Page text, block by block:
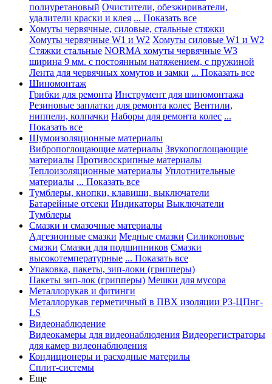
полиуретановый Очистители, обезжириватели,
удалители краски и клея ... Показать все
Хомуты червячные, силовые, стальные стяжки
Хомуты червячные W1 и W2 Хомуты силовые W1 и W2
Стяжки стальные NORMA хомуты червячные W3
ширина 9 мм. с постоянным натяжением, с пружиной
Лента для червячных хомутов и замки ... Показать все
Шиномонтаж
Грибки для ремонта Инструмент для шиномонтажа
Резиновые заплатки для ремонта колес Вентили,
ниппели, колпачки Наборы для ремонта колес ...
Показать все
Шумоизоляционные материалы
Вибропоглощающие материалы Звукопоглощающие
материалы Противоскрипные материалы
Теплоизоляционные материалы Уплотнительные
материалы ... Показать все
Тумблеры, кнопки, клавиши, выключатели
Батарейные отсеки Индикаторы Выключатели
Тумблеры
Смазки и смазочные материалы
Адгезионные смазки Медные смазки Силиконовые
смазки Смазки для подшипников Смазки
высокотемпературные ... Показать все
Упаковка, пакеты, зип-локи (грипперы)
Пакеты зип-лок (грипперы) Мешки для мусора
Металлорукав и фитинги
Металлорукав герметичный в ПВХ изоляции Р3-ЦПнг-
LS
Видеонаблюдение
Видеокамеры для видеонаблюдения Видеорегистраторы
для камер видеонаблюдения
Кондиционеры и расходные материлы
Сплит-системы
Еще